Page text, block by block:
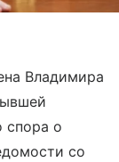
Владимира
спора о
со